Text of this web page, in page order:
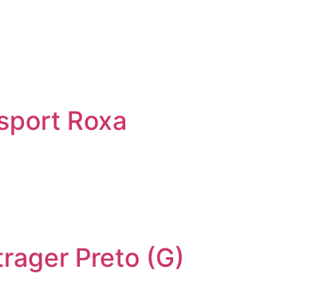
Roxa
Preto (G)